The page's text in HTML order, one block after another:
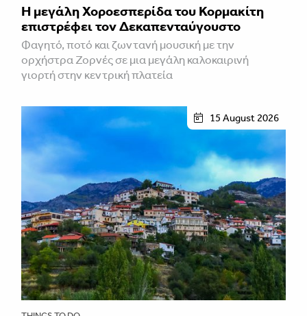
Η μεγάλη Χοροεσπερίδα του Κορμακίτη
επιστρέφει τον Δεκαπενταύγουστο
Φαγητό, ποτό και ζωντανή μουσική με την
ορχήστρα Ζορνές σε μια μεγάλη καλοκαιρινή
γιορτή στην κεντρική πλατεία
15 August 2026